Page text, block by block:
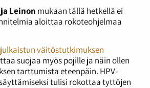
Leinon mukaan tällä hetkellä ei
aloittaa rokoteohjelmaa
väitöstutkimuksen
suojaa myös pojille ja näin ollen
tarttumista eteenpäin. HPV-
tulisi rokottaa tyttöjen